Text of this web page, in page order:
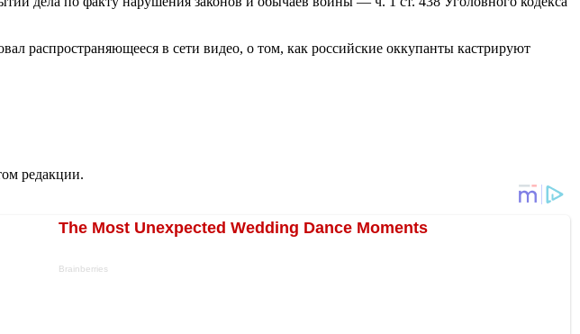
распространяющееся в сети видео, о том, как российские оккупанты кастрируют
редакции.